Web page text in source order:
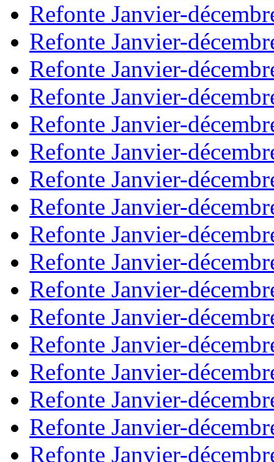
Refonte Janvier-
Refonte Janvier-
Refonte Janvier-
Refonte Janvier-
Refonte Janvier-
Refonte Janvier-
Refonte Janvier-
Refonte Janvier-
Refonte Janvier-
Refonte Janvier-
Refonte Janvier-
Refonte Janvier-
Refonte Janvier-
Refonte Janvier-
Refonte Janvier-
Refonte Janvier-
Refonte Janvier-